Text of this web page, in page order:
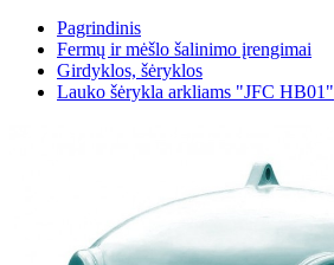
Pagrindinis
Fermų ir mėšlo šalinimo įrengimai
Girdyklos, šėryklos
Lauko šėrykla arkliams "JFC HB01"